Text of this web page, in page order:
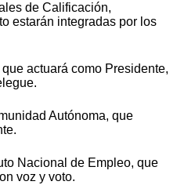
de Calificación,
estarán integradas por los
actuará como Presidente,
Autónoma, que
Nacional de Empleo, que
voz y voto.